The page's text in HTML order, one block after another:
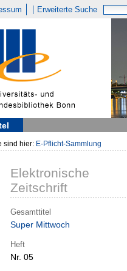
Erweiterte Suche
sind hier: E-Pflicht-Sammlung
Elektronische
Zeitschrift
Gesamttitel
Super Mittwoch
Heft
Nr. 05